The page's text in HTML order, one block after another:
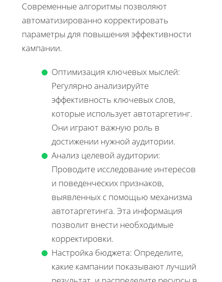
Современные алгоритмы позволяют
автоматизированно корректировать
параметры для повышения эффективности
кампании.
Оптимизация ключевых мыслей:
Регулярно анализируйте
эффективность ключевых слов,
которые использует автотаргетинг.
Они играют важную роль в
достижении нужной аудитории.
Анализ целевой аудитории:
Проводите исследование интересов
и поведенческих признаков,
выявленных с помощью механизма
автотаргетинга. Эта информация
позволит внести необходимые
корректировки.
Настройка бюджета: Определите,
какие кампании показывают лучший